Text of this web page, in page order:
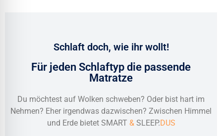
Schlaft doch, wie ihr wollt!
Für jeden Schlaftyp die passende
Matratze
Du möchtest auf Wolken schweben? Oder bist hart im
Nehmen? Eher irgendwas dazwischen? Zwischen Himmel
und Erde bietet SMART &SLEEP.DUS